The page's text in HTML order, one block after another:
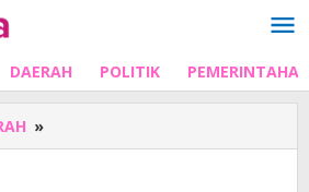
DAERAH POLITIK
»
SC